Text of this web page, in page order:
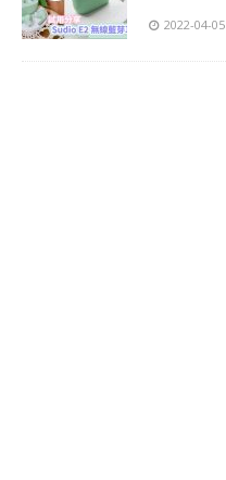
2022-04-05